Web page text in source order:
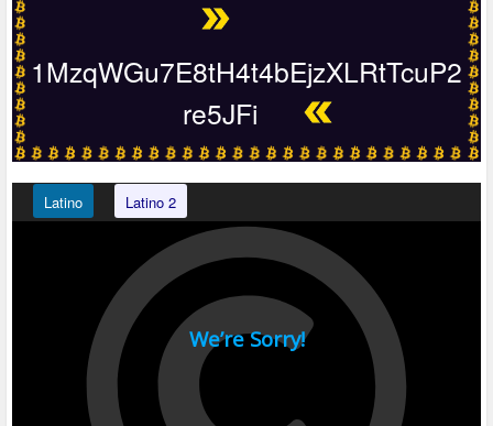
1MzqWGu7E8tH4t4bEjzXLRtTcuP2
re5JFi
Latino Latino 2